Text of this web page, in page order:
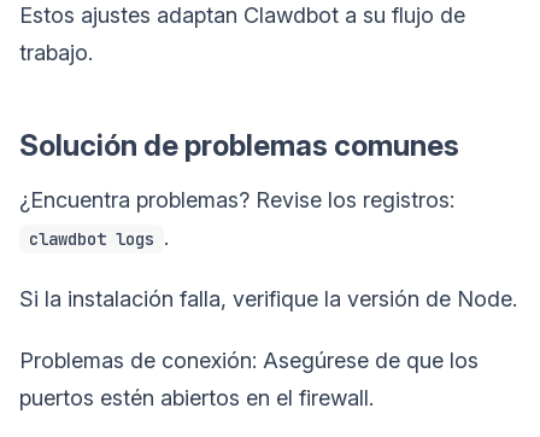
Estos ajustes adaptan Clawdbot a su flujo de
trabajo.
Solución de problemas comunes
¿Encuentra problemas? Revise los registros:
clawdbot logs .
Si la instalación falla, verifique la versión de Node.
Problemas de conexión: Asegúrese de que los
puertos estén abiertos en el firewall.